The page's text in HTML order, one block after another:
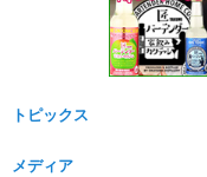
トピックス
メディア